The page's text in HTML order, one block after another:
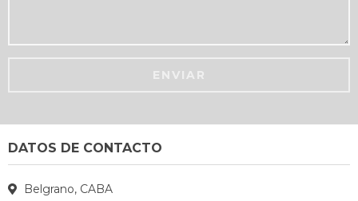
DATOS DE CONTACTO
Belgrano, CABA